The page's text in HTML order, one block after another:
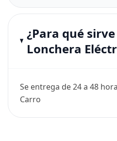
¿Para qué
Lonchera
Se entrega de 24 a 48
Carro